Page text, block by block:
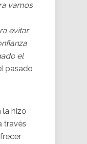
vamos
evitar
el
pasado
la hizo
través